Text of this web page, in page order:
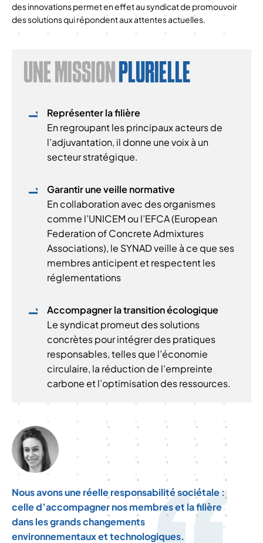
des innovations permet en effet au syndicat de promouvoir
des solutions qui répondent aux attentes actuelles.
UNE MISSION PLURIELLE
Représenter la filière
En regroupant les principaux acteurs de
l’adjuvantation, il donne une voix à un
secteur stratégique.
Garantir une veille normative
En collaboration avec des organismes
comme l’UNICEM ou l’EFCA (European
Federation of Concrete Admixtures
Associations), le SYNAD veille à ce que ses
membres anticipent et respectent les
réglementations
Accompagner la transition écologique
Le syndicat promeut des solutions
concrètes pour intégrer des pratiques
responsables, telles que l’économie
circulaire, la réduction de l’empreinte
carbone et l’optimisation des ressources.
Nous avons une réelle responsabilité sociétale :
celle d’accompagner nos membres et la filière
dans les grands changements
environnementaux et technologiques.